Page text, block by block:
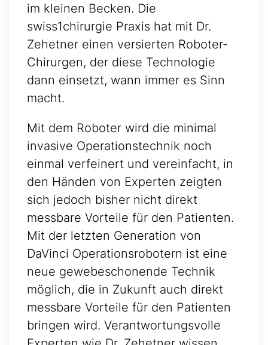
im kleinen Becken. Die
swiss1chirurgie Praxis hat mit Dr.
Zehetner einen versierten Roboter-
Chirurgen, der diese Technologie
dann einsetzt, wann immer es Sinn
macht.
Mit dem Roboter wird die minimal
invasive Operationstechnik noch
einmal verfeinert und vereinfacht, in
den Händen von Experten zeigten
sich jedoch bisher nicht direkt
messbare Vorteile für den Patienten.
Mit der letzten Generation von
DaVinci Operationsrobotern ist eine
neue gewebeschonende Technik
möglich, die in Zukunft auch direkt
messbare Vorteile für den Patienten
bringen wird. Verantwortungsvolle